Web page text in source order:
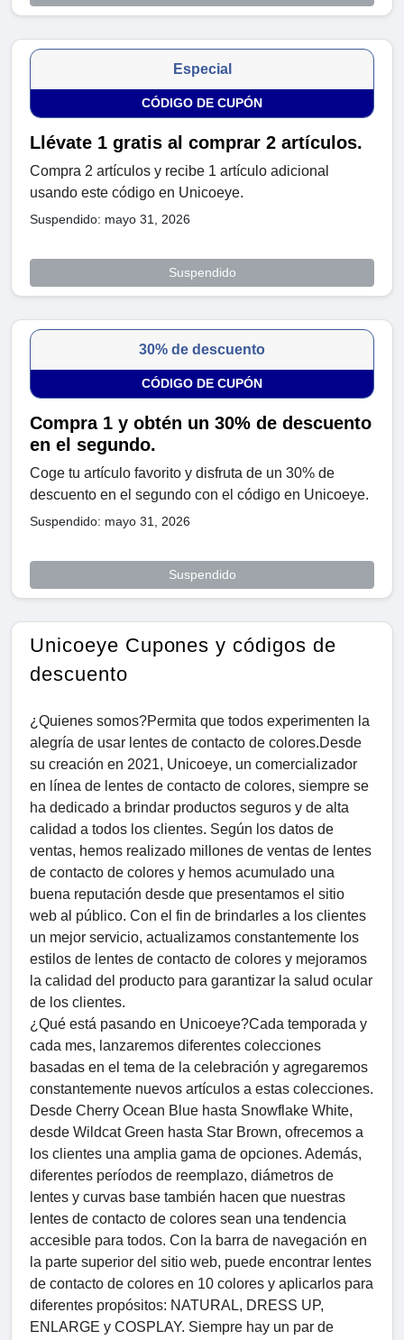
Especial
CÓDIGO DE CUPÓN
Llévate 1 gratis al comprar 2 artículos.
Compra 2 artículos y recibe 1 artículo adicional
usando este código en Unicoeye.
Suspendido: mayo 31, 2026
Suspendido
30% de descuento
CÓDIGO DE CUPÓN
Compra 1 y obtén un 30% de descuento
en el segundo.
Coge tu artículo favorito y disfruta de un 30% de
descuento en el segundo con el código en Unicoeye.
Suspendido: mayo 31, 2026
Suspendido
Unicoeye Cupones y códigos de
descuento
¿Quienes somos?Permita que todos experimenten la
alegría de usar lentes de contacto de colores.Desde
su creación en 2021, Unicoeye, un comercializador
en línea de lentes de contacto de colores, siempre se
ha dedicado a brindar productos seguros y de alta
calidad a todos los clientes. Según los datos de
ventas, hemos realizado millones de ventas de lentes
de contacto de colores y hemos acumulado una
buena reputación desde que presentamos el sitio
web al público. Con el fin de brindarles a los clientes
un mejor servicio, actualizamos constantemente los
estilos de lentes de contacto de colores y mejoramos
la calidad del producto para garantizar la salud ocular
de los clientes.
¿Qué está pasando en Unicoeye?Cada temporada y
cada mes, lanzaremos diferentes colecciones
basadas en el tema de la celebración y agregaremos
constantemente nuevos artículos a estas colecciones.
Desde Cherry Ocean Blue hasta Snowflake White,
desde Wildcat Green hasta Star Brown, ofrecemos a
los clientes una amplia gama de opciones. Además,
diferentes períodos de reemplazo, diámetros de
lentes y curvas base también hacen que nuestras
lentes de contacto de colores sean una tendencia
accesible para todos. Con la barra de navegación en
la parte superior del sitio web, puede encontrar lentes
de contacto de colores en 10 colores y aplicarlos para
diferentes propósitos: NATURAL, DRESS UP,
ENLARGE y COSPLAY. Siempre hay un par de